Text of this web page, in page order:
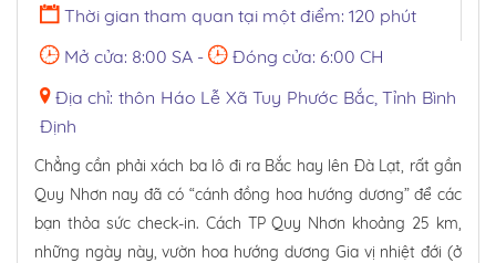
Thời gian tham quan tại một điểm: 120 phút
Mở cửa: 8:00 SA -
Đóng cửa: 6:00 CH
Địa chỉ: thôn Háo Lễ Xã Tuy Phước Bắc, Tỉnh Bình
Định
Chẳng cần phải xách ba lô đi ra Bắc hay lên Đà Lạt, rất gần
Quy Nhơn nay đã có “cánh đồng hoa hướng dương” để các
bạn thỏa sức check-in. Cách TP Quy Nhơn khoảng 25 km,
những ngày này, vườn hoa hướng dương Gia vị nhiệt đới (ở